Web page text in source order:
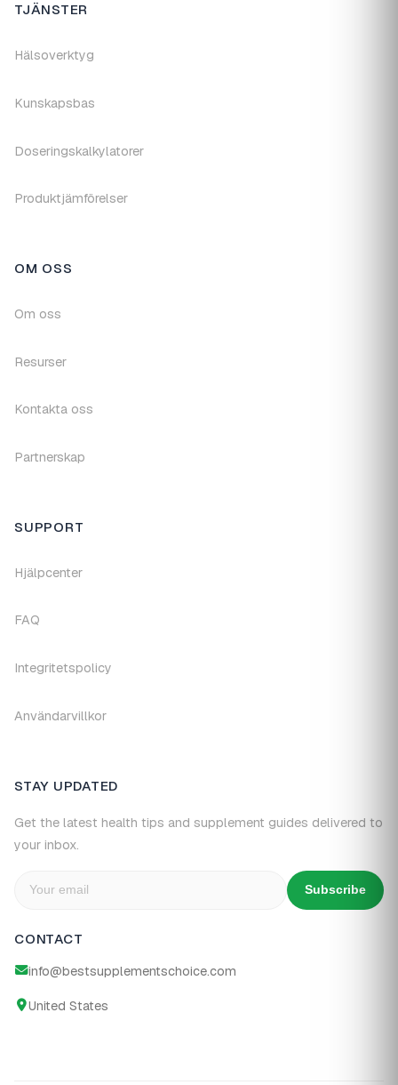
TJÄNSTER
Hälsoverktyg
Kunskapsbas
Doseringskalkylatorer
Produktjämförelser
OM OSS
Om oss
Resurser
Kontakta oss
Partnerskap
SUPPORT
Hjälpcenter
FAQ
Integritetspolicy
Användarvillkor
STAY UPDATED
Get the latest health tips and supplement guides delivered to
your inbox.
Subscribe
CONTACT
info@bestsupplementschoice.com
United States